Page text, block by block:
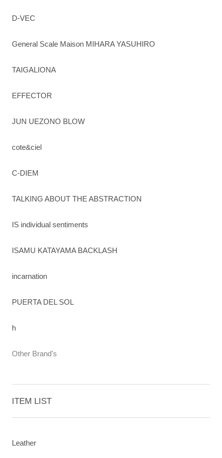
D-VEC
General Scale Maison MIHARA YASUHIRO
TAIGALIONA
EFFECTOR
JUN UEZONO BLOW
cote&ciel
C-DIEM
TALKING ABOUT THE ABSTRACTION
IS individual sentiments
ISAMU KATAYAMA BACKLASH
incarnation
PUERTA DEL SOL
h
Other Brand's
ITEM LIST
Leather